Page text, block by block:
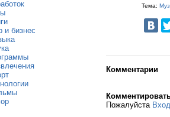
и бизнес
Тема:
Комментарии
Пожалуйста Вход